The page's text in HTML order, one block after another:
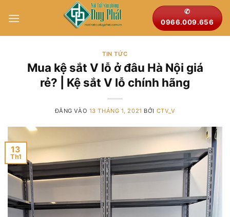
qua
✆
0966.009.656
TIN TỨC
Mua kệ sắt V lỗ ở đâu Hà Nội giá
rẻ? | Kệ sắt V lỗ chính hãng
ĐĂNG VÀO 13 THÁNG 1, 2021 BỞI CTV_V
13
Th1